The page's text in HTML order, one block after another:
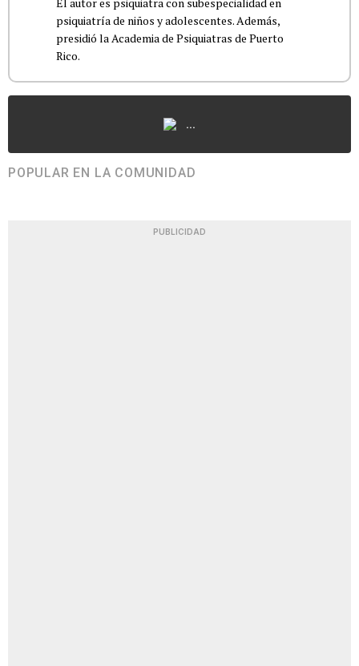
psiquiatría de niños y adolescentes. Además,
presidió la Academia de Psiquiatras de Puerto
Rico.
...
POPULAR EN LA COMUNIDAD
PUBLICIDAD